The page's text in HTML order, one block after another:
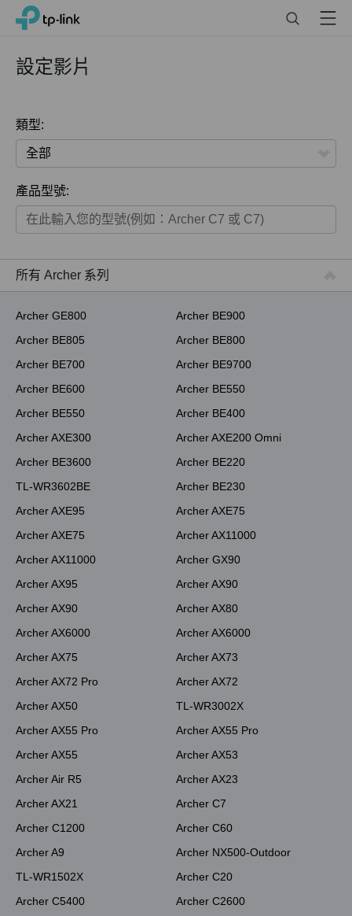
Click
navigation
TP-Link, Reliably Smart Menu
設定影片
類型:
全部
家用產品
商用產品
ISP用產品
產品型號:
所有 Archer 系列
Archer GE800
Archer BE900
Archer BE805
Archer BE800
Archer BE700
Archer BE9700
Archer BE600
Archer BE550
Archer BE550
Archer BE400
Archer AXE300
Archer AXE200 Omni
Archer BE3600
Archer BE220
TL-WR3602BE
Archer BE230
Archer AXE95
Archer AXE75
Archer AXE75
Archer AX11000
Archer AX11000
Archer GX90
Archer AX95
Archer AX90
Archer AX90
Archer AX80
Archer AX6000
Archer AX6000
Archer AX75
Archer AX73
Archer AX72 Pro
Archer AX72
Archer AX50
TL-WR3002X
Archer AX55 Pro
Archer AX55 Pro
Archer AX55
Archer AX53
Archer Air R5
Archer AX23
Archer AX21
Archer C7
Archer C1200
Archer C60
Archer A9
Archer NX500-Outdoor
TL-WR1502X
Archer C20
Archer C5400
Archer C2600